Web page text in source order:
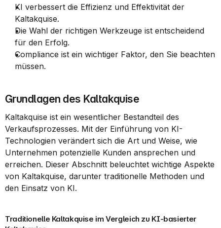
KI verbessert die Effizienz und Effektivität der
Kaltakquise.
Die Wahl der richtigen Werkzeuge ist entscheidend
für den Erfolg.
Compliance ist ein wichtiger Faktor, den Sie beachten
müssen.
Grundlagen des Kaltakquise
Kaltakquise ist ein wesentlicher Bestandteil des
Verkaufsprozesses. Mit der Einführung von KI-
Technologien verändert sich die Art und Weise, wie
Unternehmen potenzielle Kunden ansprechen und
erreichen. Dieser Abschnitt beleuchtet wichtige Aspekte
von Kaltakquise, darunter traditionelle Methoden und
den Einsatz von KI.
Traditionelle Kaltakquise im Vergleich zu KI-basierter